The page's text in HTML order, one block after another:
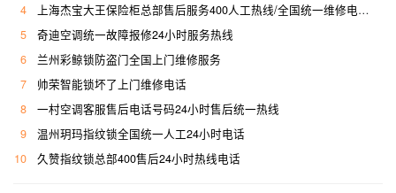
4
上海杰宝大王保险柜总部售后服务400人工热线/全国统一维修电话是多少
5
奇迪空调统一故障报修24小时服务热线
6
兰州彩鲸锁防盗门全国上门维修服务
7
帅荣智能锁坏了上门维修电话
8
一村空调客服售后电话号码24小时售后统一热线
9
温州玥玛指纹锁全国统一人工24小时电话
10
久赞指纹锁总部400售后24小时热线电话